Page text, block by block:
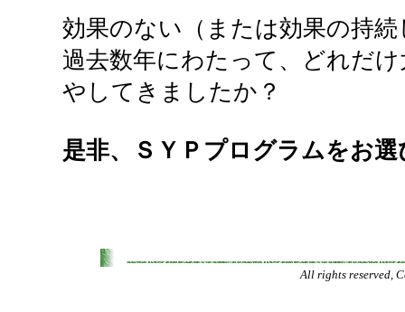
効果のない（または効果の持
過去数年にわたって、どれだ
やしてきましたか？
是非、ＳＹＰプログラムをお
All rights reserved,